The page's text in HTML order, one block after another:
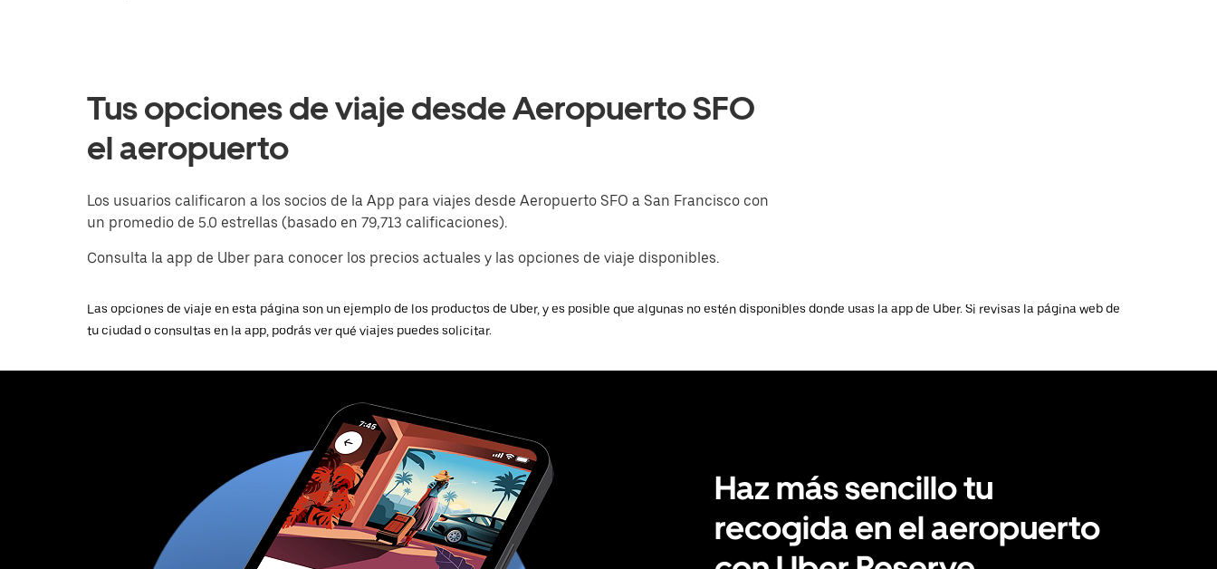
Tus opciones de viaje desde Aeropuerto SFO
el aeropuerto
Los usuarios calificaron a los socios de la App para viajes desde Aeropuerto SFO a San Francisco con
un promedio de 5.0 estrellas (basado en 79,713 calificaciones).
Consulta la app de Uber para conocer los precios actuales y las opciones de viaje disponibles.
Las opciones de viaje en esta página son un ejemplo de los productos de Uber, y es posible que algunas no estén disponibles donde usas la app de Uber. Si revisas la página web de
tu ciudad o consultas en la app, podrás ver qué viajes puedes solicitar.
Haz más sencillo tu
recogida en el aeropuerto